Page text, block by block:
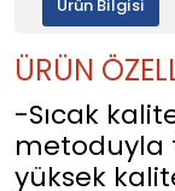
Ürün Bilgisi
ÜRÜN
-Sıcak
metoduyla
yüksek